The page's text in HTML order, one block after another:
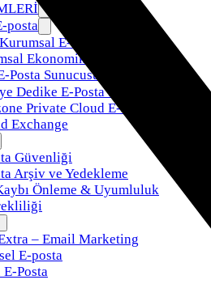
posta
E-Posta
Ekonomik E-Posta
Posta Sunucusu
Dedike E-Posta Sunucusu
Private Cloud E-Posta
Exchange
Güvenliği
Arşiv ve Yedekleme
Önleme & Uyumluluk
– Email Marketing
E-posta
Posta